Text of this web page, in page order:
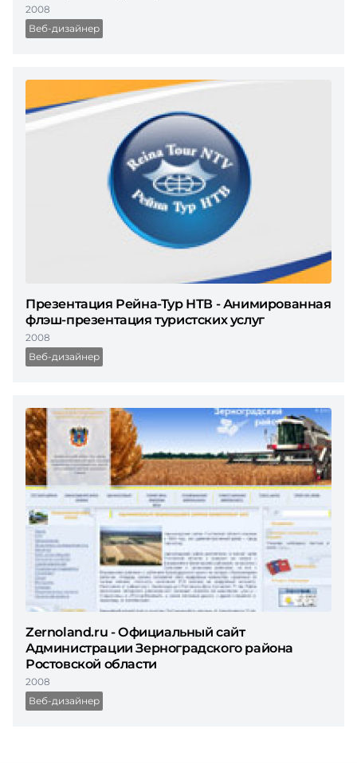
2008
Веб-дизайнер
Презентация Рейна-Тур НТВ - Анимированная
флэш-презентация туристских услуг
2008
Веб-дизайнер
Zernoland.ru - Официальный сайт
Администрации Зерноградского района
Ростовской области
2008
Веб-дизайнер